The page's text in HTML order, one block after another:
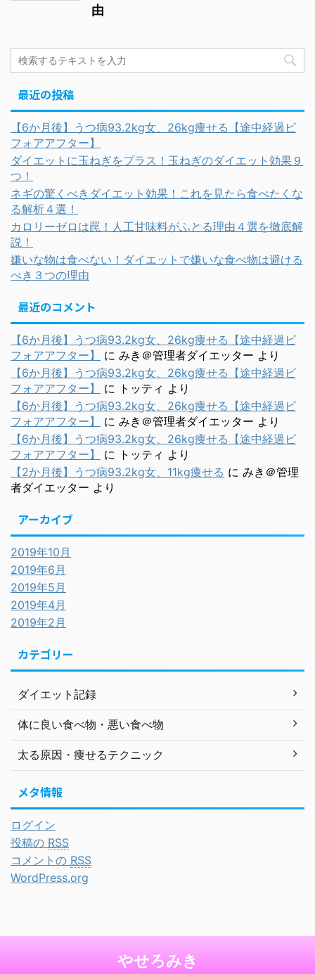
由
最近の投稿
【6か月後】うつ病93.2kg女、26kg痩せる【途中経過ビ
フォアアフター】
ダイエットに玉ねぎをプラス！玉ねぎのダイエット効果９
つ！
ネギの驚くべきダイエット効果！これを見たら食べたくな
る解析４選！
カロリーゼロは罠！人工甘味料がふとる理由４選を徹底解
説！
嫌いな物は食べない！ダイエットで嫌いな食べ物は避ける
べき３つの理由
最近のコメント
【6か月後】うつ病93.2kg女、26kg痩せる【途中経過ビ
フォアアフター】
に みき＠管理者ダイエッター より
【6か月後】うつ病93.2kg女、26kg痩せる【途中経過ビ
フォアアフター】
に トッティ より
【6か月後】うつ病93.2kg女、26kg痩せる【途中経過ビ
フォアアフター】
に みき＠管理者ダイエッター より
【6か月後】うつ病93.2kg女、26kg痩せる【途中経過ビ
フォアアフター】
に トッティ より
【2か月後】うつ病93.2kg女、11kg痩せる に みき＠管理
者ダイエッター より
アーカイブ
2019年10月
2019年6月
2019年5月
2019年4月
2019年2月
カテゴリー
ダイエット記録
体に良い食べ物・悪い食べ物
太る原因・痩せるテクニック
メタ情報
ログイン
投稿の RSS
コメントの RSS
WordPress.org
やせろみき